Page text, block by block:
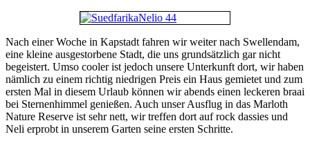
Nach einer Woche in Kapstadt fahren wir weiter nach Swellendam,
eine kleine ausgestorbene Stadt, die uns grundsätzlich gar nicht
begeistert. Umso cooler ist jedoch unsere Unterkunft dort, wir haben
nämlich zu einem richtig niedrigen Preis ein Haus gemietet und zum
ersten Mal in diesem Urlaub können wir abends einen leckeren braai
bei Sternenhimmel genießen. Auch unser Ausflug in das Marloth
Nature Reserve ist sehr nett, wir treffen dort auf rock dassies und
Neli erprobt in unserem Garten seine ersten Schritte.